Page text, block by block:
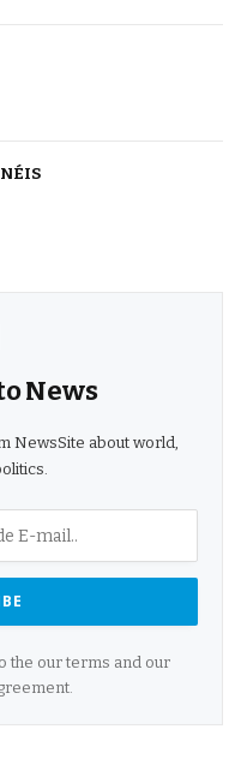
News
NewsSite about world,
the our terms and our